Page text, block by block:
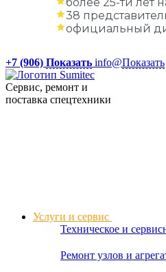
38
официальный
+7 (906) Показать info@Показать
Сервис, ремонт и
поставка спецтехники
Услуги и сервис
Техническое и
Ремонт узлов и